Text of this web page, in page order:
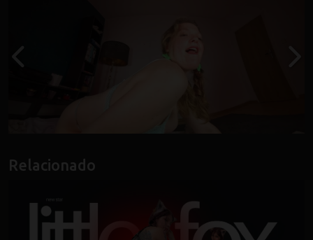
Relacionado